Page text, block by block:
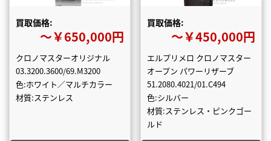
買取価格:
〜￥650,000円
クロノマスターオリジナル
03.3200.3600/69.M3200
色:ホワイト／マルチカラー
材質:ステンレス
買取価格:
〜￥450,000円
エルプリメロ クロノマスター
オープン パワーリザーブ
51.2080.4021/01.C494
色:シルバー
材質:ステンレス・ピンクゴー
ルド